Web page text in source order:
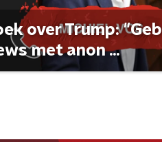
over Trump:
met anon ...